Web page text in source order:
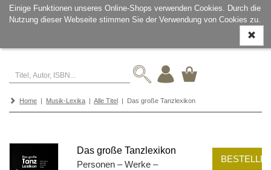
Einige Funktionen unseres Online-Shops verwenden Cookies. Durch die
Nutzung dieser Webseite stimmen Sie der Verwendung von Cookies zu.
ein-/
Home | Musik-Lexika | Alle Titel | Das große Tanzlexikon
Das große Tanzlexikon
Personen – Werke –